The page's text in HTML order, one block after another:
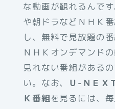
な動画が観れるんで
や朝ドラなどＮＨＫ
し、無料で見放題の
ＮＨＫオンデマンド
見れない番組がある
い。なお、
Ｕ-ＮＥＸ
Ｋ番組を見るには、